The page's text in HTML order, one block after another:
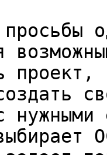
проект,
нужными